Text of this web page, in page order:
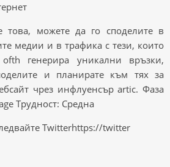
това, можете да го споделите в
медии и в трафика с тези, които
ofth генерира уникални връзки,
и планирате към тях за
чрез инфлуенсър artic. Фаза
Трудност: Средна
Twitterhttps://twitter